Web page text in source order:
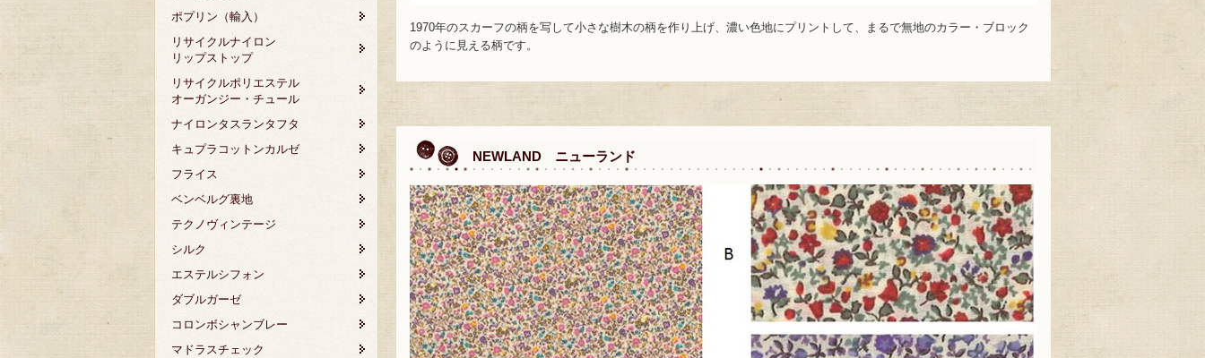
ポプリン（輸入）
リサイクルナイロン
リップストップ
リサイクルポリエステル
オーガンジー・チュール
ナイロンタスランタフタ
キュプラコットンカルゼ
フライス
ベンベルグ裏地
テクノヴィンテージ
シルク
エステルシフォン
ダブルガーゼ
コロンボシャンブレー
マドラスチェック
1970年のスカーフの柄を写して小さな樹木の柄を作り上げ、濃い色地にプリントして、まるで無地のカラー・ブロック
のように見える柄です。
NEWLAND ニューランド